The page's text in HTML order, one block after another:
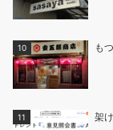
も
架